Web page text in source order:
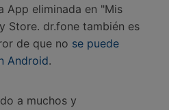
App eliminada en "Mis
Store. dr.fone también es
de que no se puede
Android.
a muchos y